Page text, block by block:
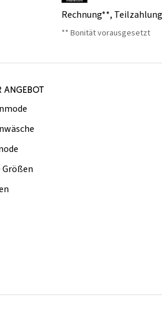
Rechnung**,
** Bonität vorausgesetzt
ANGEBOT